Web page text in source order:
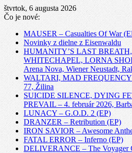
štvrtok, 6 augusta 2026
Čo je nové:
MAUSER – Casualties Of War
Novinky z dielne z Eisenwaldu
HUMANITY’S LAST
WHITECHAPEL, LORNA
Arena Nova, Wiener Neustadt,
WALTARI, MAD FREQUENCY
77, Žilina
SUICIDE SILENCE, DYING
PREVAIL – 4. február 2026,
LUNACY – G.O.D. 2 (EP)
DRANZER – Retribution (EP)
IRON SAVIOR – Awesome
FATAL ERROR – Inferno (EP)
DELIVERANCE – The Voyager